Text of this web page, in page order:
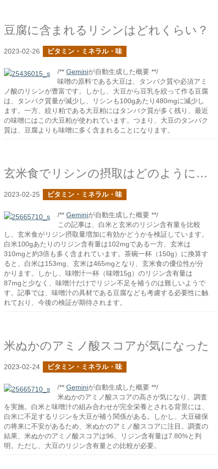
豆腐に含まれるリシンはどれくらい？
2023-02-26 ビタミン・ミネラル・味
/** Geminiが自動生成した概要 **/
味噌の原料である大豆は、タンパク質や必須アミ
ノ酸のリシンが豊富です。しかし、大豆から豆乳を絞って作る豆腐
は、タンパク質量が減少し、リシンも100gあたり480mgに減少し
ます。一方、絞り粕である大豆粕にはタンパク質が多く残り、最近
の味噌にはこの大豆粕が使われています。つまり、大豆のタンパク
質は、豆腐よりも味噌に多く含まれることになります。
玄米食でリシンの摂取はどのように変化するか？
2023-02-25 ビタミン・ミネラル・味
/** Geminiが自動生成した概要 **/
この記事は、白米と玄米のリジン含有量を比較
し、玄米食がリジン摂取量増加に有効かどうかを検証しています。
白米100gあたりのリジン含有量は102mgである一方、玄米は
310mgと約3倍も多く含まれています。茶碗一杯（150g）に換算す
ると、白米は153mg、玄米は465mgとなり、玄米食の優位性が分
かります。しかし、味噌汁一杯（味噌15g）のリジン含有量は
87mgと少なく、味噌汁だけでリジン不足を補うのは難しいようで
す。記事では、味噌汁の具材である豆腐なども考慮する必要性に触
れており、今後の検証が期待されます。
米ぬかのアミノ酸スコアが気になった
2023-02-24 ビタミン・ミネラル・味
/** Geminiが自動生成した概要 **/
米ぬかのアミノ酸スコアの高さが気になり、調査
を実施。白米と味噌汁の組み合わせが完全栄養とされる背景には、
白米に不足するリジンを大豆が補う関係がある。しかし、大豆確保
の将来に不安があるため、米ぬかのアミノ酸スコアに注目。調査の
結果、米ぬかのアミノ酸スコアは96、リジン含有量は7.80%と判
明。ただし、大豆のリジン含有量との比較が必要。